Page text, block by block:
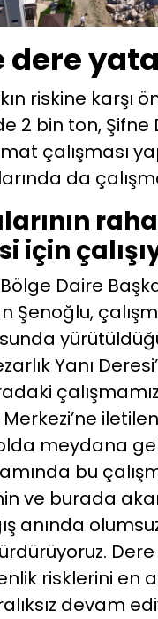
dere
riskine karşı
2 bin ton,
çalışması
da
için
Daire
Şenoğlu,
Yanı
meydana
bu
ve burada
anında
risklerini en
devam